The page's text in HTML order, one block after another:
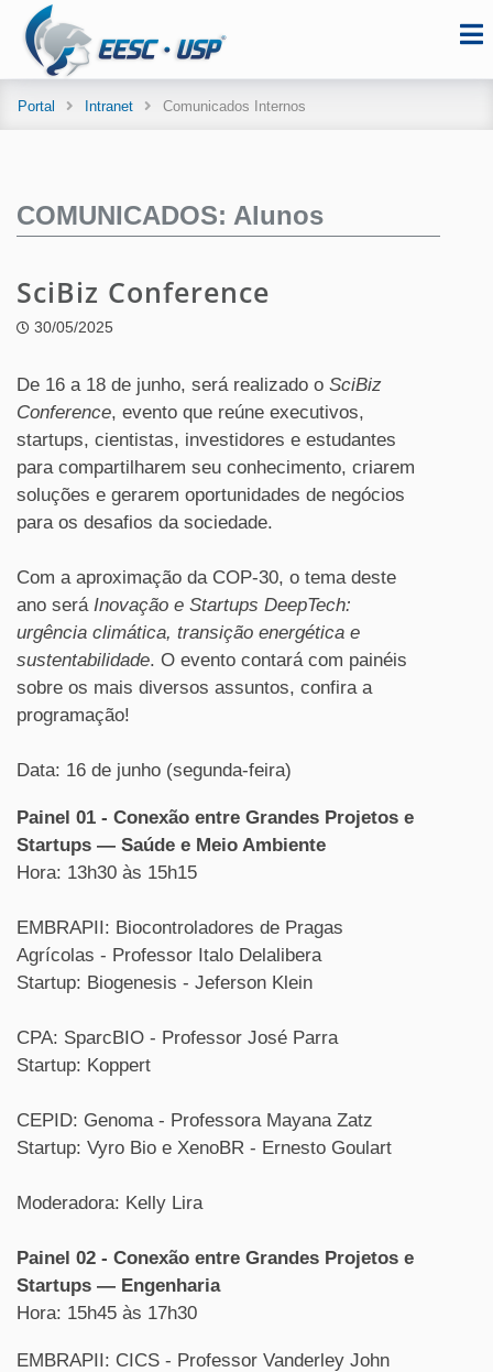
Portal Intranet Comunicados Internos
COMUNICADOS: Alunos
SciBiz Conference
30/05/2025
De 16 a 18 de junho, será realizado o SciBiz
Conference, evento que reúne executivos,
startups, cientistas, investidores e estudantes
para compartilharem seu conhecimento, criarem
soluções e gerarem oportunidades de negócios
para os desafios da sociedade.
Com a aproximação da COP-30, o tema deste
ano será Inovação e Startups DeepTech:
urgência climática, transição energética e
sustentabilidade. O evento contará com painéis
sobre os mais diversos assuntos, confira a
programação!
Data: 16 de junho (segunda-feira)
Painel 01 - Conexão entre Grandes Projetos e
Startups — Saúde e Meio Ambiente
Hora: 13h30 às 15h15
EMBRAPII: Biocontroladores de Pragas
Agrícolas - Professor Italo Delalibera
Startup: Biogenesis - Jeferson Klein
CPA: SparcBIO - Professor José Parra
Startup: Koppert
CEPID: Genoma - Professora Mayana Zatz
Startup: Vyro Bio e XenoBR - Ernesto Goulart
Moderadora: Kelly Lira
Painel 02 - Conexão entre Grandes Projetos e
Startups — Engenharia
Hora: 15h45 às 17h30
EMBRAPII: CICS - Professor Vanderley John